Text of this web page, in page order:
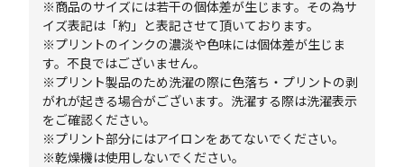
※商品のサイズには若干の個体差が生じます。その為サ
イズ表記は「約」と表記させて頂いております。
※プリントのインクの濃淡や色味には個体差が生じま
す。不良ではございません。
※プリント製品のため洗濯の際に色落ち・プリントの剥
がれが起きる場合がございます。洗濯する際は洗濯表示
をご確認ください。
※プリント部分にはアイロンをあてないでください。
※乾燥機は使用しないでください。